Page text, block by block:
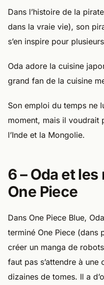
Dans l’histoire de la
dans la vraie vie), son
s’en inspire pour
Oda adore la cuisine
grand fan de la cuisine
Son emploi du temps ne
moment, mais il voudrait
l’Inde et la Mongolie.
6 – Oda et
One Piece
Dans One Piece Blue,
terminé One Piece (dans
créer un manga de
faut pas s’attendre à
dizaines de tomes. Il a